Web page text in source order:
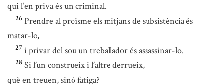
qui l’en priva és un criminal.
26 Prendre al proïsme els mitjans de subsistència és
matar-lo,
27 i privar del sou un treballador és assassinar-lo.
28 Si l’un construeix i l’altre derrueix,
què en treuen, sinó fatiga?